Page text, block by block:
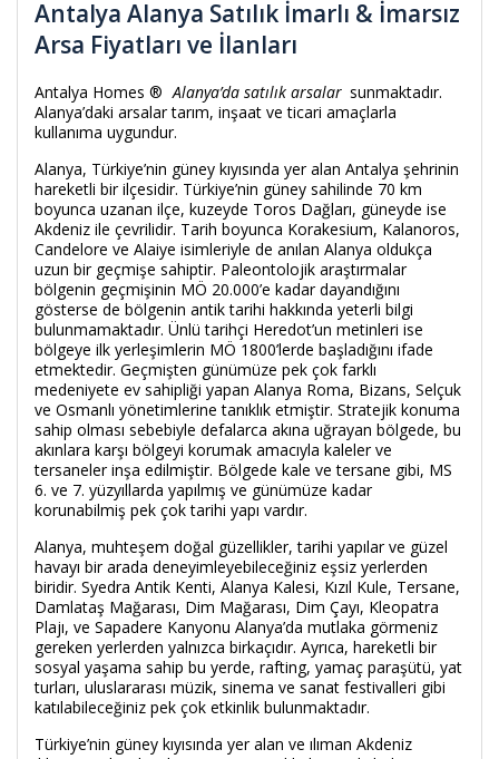
Antalya Alanya Satılık İmarlı & İmarsız
Arsa Fiyatları ve İlanları
Antalya Homes ® Alanya’da satılık arsalar sunmaktadır.
Alanya’daki arsalar tarım, inşaat ve ticari amaçlarla
kullanıma uygundur.
Alanya, Türkiye’nin güney kıyısında yer alan Antalya şehrinin
hareketli bir ilçesidir. Türkiye’nin güney sahilinde 70 km
boyunca uzanan ilçe, kuzeyde Toros Dağları, güneyde ise
Akdeniz ile çevrilidir. Tarih boyunca Korakesium, Kalanoros,
Candelore ve Alaiye isimleriyle de anılan Alanya oldukça
uzun bir geçmişe sahiptir. Paleontolojik araştırmalar
bölgenin geçmişinin MÖ 20.000’e kadar dayandığını
gösterse de bölgenin antik tarihi hakkında yeterli bilgi
bulunmamaktadır. Ünlü tarihçi Heredot’un metinleri ise
bölgeye ilk yerleşimlerin MÖ 1800’lerde başladığını ifade
etmektedir. Geçmişten günümüze pek çok farklı
medeniyete ev sahipliği yapan Alanya Roma, Bizans, Selçuk
ve Osmanlı yönetimlerine tanıklık etmiştir. Stratejik konuma
sahip olması sebebiyle defalarca akına uğrayan bölgede, bu
akınlara karşı bölgeyi korumak amacıyla kaleler ve
tersaneler inşa edilmiştir. Bölgede kale ve tersane gibi, MS
6. ve 7. yüzyıllarda yapılmış ve günümüze kadar
korunabilmiş pek çok tarihi yapı vardır.
Alanya, muhteşem doğal güzellikler, tarihi yapılar ve güzel
havayı bir arada deneyimleyebileceğiniz eşsiz yerlerden
biridir. Syedra Antik Kenti, Alanya Kalesi, Kızıl Kule, Tersane,
Damlataş Mağarası, Dim Mağarası, Dim Çayı, Kleopatra
Plajı, ve Sapadere Kanyonu Alanya’da mutlaka görmeniz
gereken yerlerden yalnızca birkaçıdır. Ayrıca, hareketli bir
sosyal yaşama sahip bu yerde, rafting, yamaç paraşütü, yat
turları, uluslararası müzik, sinema ve sanat festivalleri gibi
katılabileceğiniz pek çok etkinlik bulunmaktadır.
Türkiye’nin güney kıyısında yer alan ve ılıman Akdeniz